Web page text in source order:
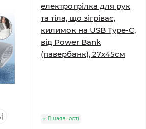
електрогрілка для рук
та тіла, що зігріває,
килимок на USB Type-C,
від Power Bank
(павербанк), 27х45см
В наявності